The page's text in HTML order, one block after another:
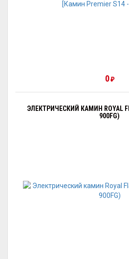
0₽
ЭЛЕКТРИЧЕСКИЙ КАМИН ROYAL
900FG)